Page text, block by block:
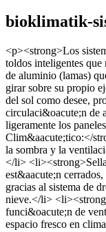
bioklimatik-
<p><strong>Los
toldos inteligentes
de aluminio (lamas)
girar sobre su propio
del sol como desee,
circulaci&oacute;n de
ligeramente los
Clim&aacute;tico:</
la sombra y la
</li>
est&aacute;n
gracias al sistema de
nieve.</li>
funci&oacute;n de
espacio fresco en